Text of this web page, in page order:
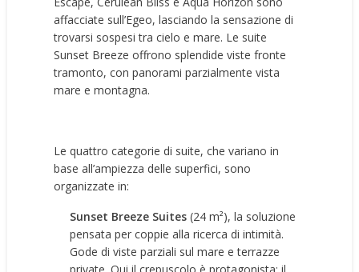
affacciate sull’Egeo, lasciando la sensazione di
trovarsi sospesi tra cielo e mare. Le suite
Sunset Breeze offrono splendide viste fronte
tramonto, con panorami parzialmente vista
mare e montagna.
Le quattro categorie di suite, che variano in
base all’ampiezza delle superfici, sono
organizzate in:
Sunset Breeze Suites(24 m²), la soluzione
pensata per coppie alla ricerca di intimità.
Gode di viste parziali sul mare e terrazze